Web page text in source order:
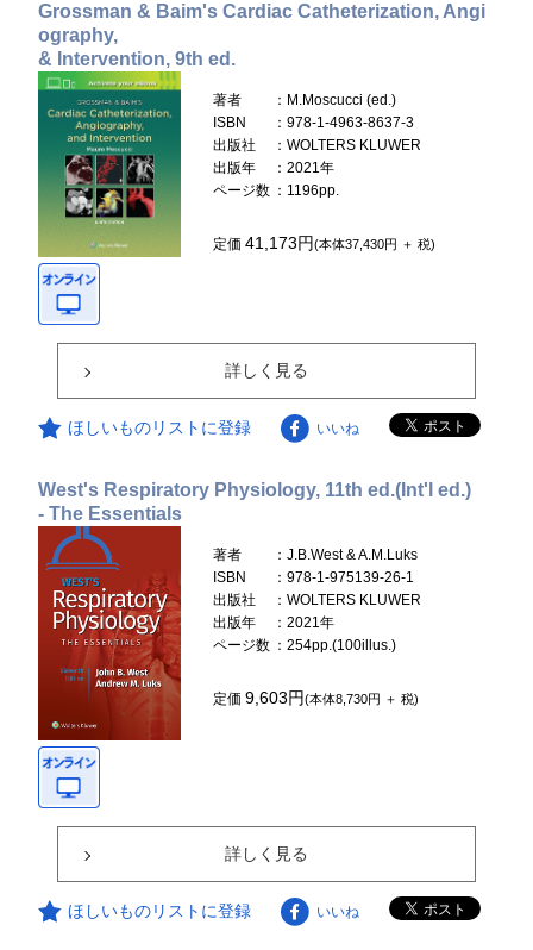
Grossman & Baim's Cardiac Catheterization, Angi
ography,
& Intervention, 9th ed.
著者
：M.Moscucci (ed.)
ISBN
：978-1-4963-8637-3
出版社
：WOLTERS KLUWER
出版年
：2021年
ページ数 ：1196pp.
定価41,173円(本体37,430円 ＋ 税)
詳しく見る
ほしいものリストに登録 いいね
West's Respiratory Physiology, 11th ed.(Int'l ed.)
- The Essentials
著者
：J.B.West & A.M.Luks
ISBN
：978-1-975139-26-1
出版社
：WOLTERS KLUWER
出版年
：2021年
ページ数 ：254pp.(100illus.)
定価9,603円(本体8,730円 ＋ 税)
詳しく見る
ほしいものリストに登録 いいね